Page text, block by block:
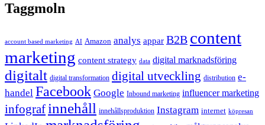
Taggmoln
account based marketing AI Amazon analys appar B2B content
marketing content strategy data digital marknadsföring
digitalt digital transformation digital utveckling distribution e-
handel Facebook Google Inbound marketing influencer marketing
infograf innehåll innehållsproduktion Instagram internet köpresan